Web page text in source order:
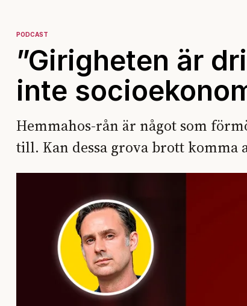
PODCAST
”Girigheten är
inte
Hemmahos-rån är något som
till. Kan dessa grova brott komma